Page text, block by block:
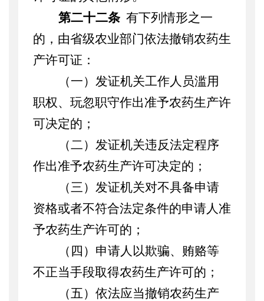
第二十二条 有下列情形之一
的，由省级农业部门依法撤销农药生
产许可证：
（一）发证机关工作人员滥用
职权、玩忽职守作出准予农药生产许
可决定的；
（二）发证机关违反法定程序
作出准予农药生产许可决定的；
（三）发证机关对不具备申请
资格或者不符合法定条件的申请人准
予农药生产许可的；
（四）申请人以欺骗、贿赂等
不正当手段取得农药生产许可的；
（五）依法应当撤销农药生产